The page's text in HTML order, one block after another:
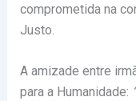
comprometida na
Justo.
A amizade entre
para a Humanidade: